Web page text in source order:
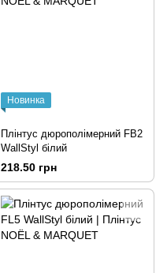
Новинка
Плінтус дюрополімерний FB2
WallStyl білий
218.50 грн